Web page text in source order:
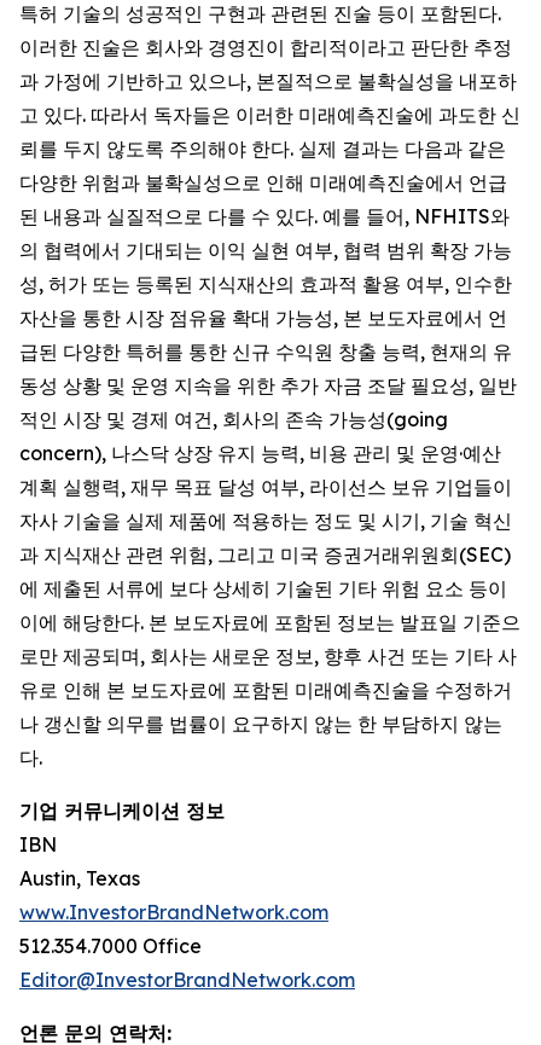
특허 기술의 성공적인 구현과 관련된 진술 등이 포함된다.
이러한 진술은 회사와 경영진이 합리적이라고 판단한 추정
과 가정에 기반하고 있으나, 본질적으로 불확실성을 내포하
고 있다. 따라서 독자들은 이러한 미래예측진술에 과도한 신
뢰를 두지 않도록 주의해야 한다. 실제 결과는 다음과 같은
다양한 위험과 불확실성으로 인해 미래예측진술에서 언급
된 내용과 실질적으로 다를 수 있다. 예를 들어, NFHITS와
의 협력에서 기대되는 이익 실현 여부, 협력 범위 확장 가능
성, 허가 또는 등록된 지식재산의 효과적 활용 여부, 인수한
자산을 통한 시장 점유율 확대 가능성, 본 보도자료에서 언
급된 다양한 특허를 통한 신규 수익원 창출 능력, 현재의 유
동성 상황 및 운영 지속을 위한 추가 자금 조달 필요성, 일반
적인 시장 및 경제 여건, 회사의 존속 가능성(going
concern), 나스닥 상장 유지 능력, 비용 관리 및 운영·예산
계획 실행력, 재무 목표 달성 여부, 라이선스 보유 기업들이
자사 기술을 실제 제품에 적용하는 정도 및 시기, 기술 혁신
과 지식재산 관련 위험, 그리고 미국 증권거래위원회(SEC)
에 제출된 서류에 보다 상세히 기술된 기타 위험 요소 등이
이에 해당한다. 본 보도자료에 포함된 정보는 발표일 기준으
로만 제공되며, 회사는 새로운 정보, 향후 사건 또는 기타 사
유로 인해 본 보도자료에 포함된 미래예측진술을 수정하거
나 갱신할 의무를 법률이 요구하지 않는 한 부담하지 않는
다.
기업 커뮤니케이션 정보
IBN
Austin, Texas
www.InvestorBrandNetwork.com
512.354.7000 Office
Editor@InvestorBrandNetwork.com
언론 문의 연락처: